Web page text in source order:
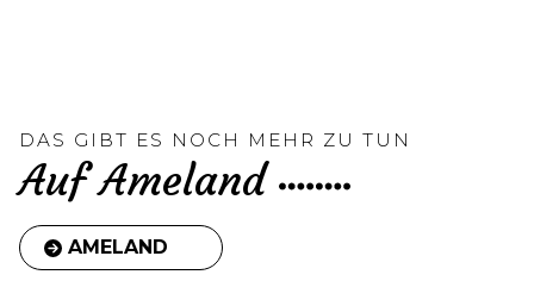
DAS GIBT ES NOCH MEHR ZU TUN
Auf Ameland
AMELAND